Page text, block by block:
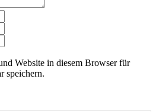
Website in diesem Browser für
speichern.